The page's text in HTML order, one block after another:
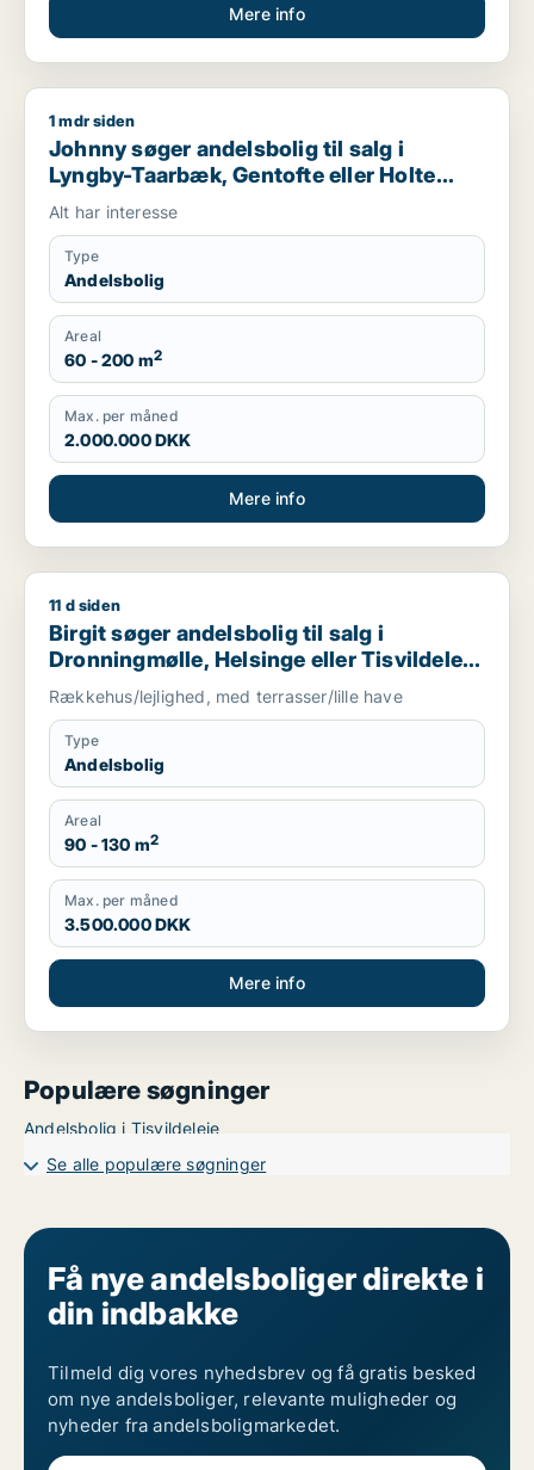
Mere info
Johnny søger andelsbolig til salg i Lyngby-Taarbæk,
1 mdr siden
Johnny søger andelsbolig til salg i
Lyngby-Taarbæk, Gentofte eller Holte
m.fl.
Alt har interesse
Type
Andelsbolig
Areal
60 - 200 m2
Max. per måned
2.000.000 DKK
Mere info
Birgit søger andelsbolig til salg i Dronningmølle, Helsinge
11 d siden
Birgit søger andelsbolig til salg i
Dronningmølle, Helsinge eller Tisvildeleje
m.fl.
Rækkehus/lejlighed, med terrasser/lille have
Type
Andelsbolig
Areal
90 - 130 m2
Max. per måned
3.500.000 DKK
Mere info
Populære søgninger
Andelsbolig i Tisvildeleje
Se alle populære søgninger
Få nye andelsboliger direkte i
din indbakke
Tilmeld dig vores nyhedsbrev og få gratis besked
om nye andelsboliger, relevante muligheder og
nyheder fra andelsboligmarkedet.